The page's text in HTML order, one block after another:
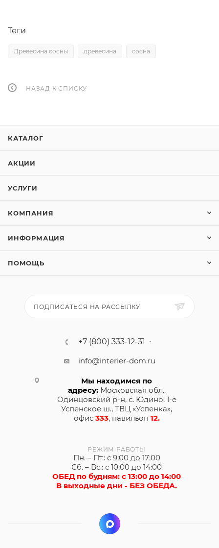
Теги
Древесина сосны древесина сосна
НАЗАД К СПИСКУ
КАТАЛОГ
АКЦИИ
УСЛУГИ
КОМПАНИЯ
ИНФОРМАЦИЯ
ПОМОЩЬ
ПОДПИСАТЬСЯ НА РАССЫЛКУ
+7 (800) 333-12-31
info@interier-dom.ru
Мы находимся по
адресу:Московская обл.,
Одинцовский р-н, с. Юдино, 1-е
Успенское ш., ТВЦ «Успенка»,
офис 333, павильон 12.
РЕЖИМ РАБОТЫ
Пн. – Пт.: с 9:00 до 17:00
Сб. – Вс.: с 10:00 до 14:00
ОБЕД по будням: с 13:00 до 14:00
В выходные дни - БЕЗ ОБЕДА.